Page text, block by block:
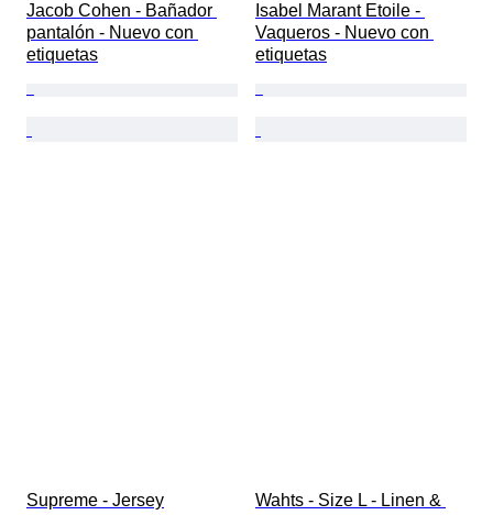
Jacob Cohen - Bañador
pantalón - Nuevo con
etiquetas
Isabel Marant Etoile -
Vaqueros - Nuevo con
etiquetas
Supreme - Jersey
Wahts - Size L - Linen &